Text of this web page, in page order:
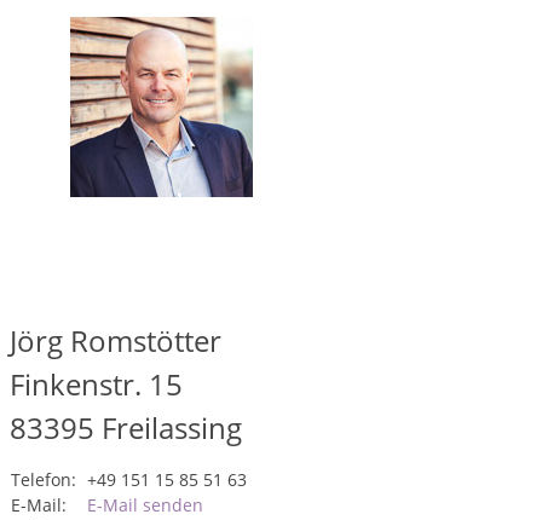
Jörg Romstötter
Finkenstr. 15
83395 Freilassing
Telefon: +49 151 15 85 51 63
E-Mail:
E-Mail senden